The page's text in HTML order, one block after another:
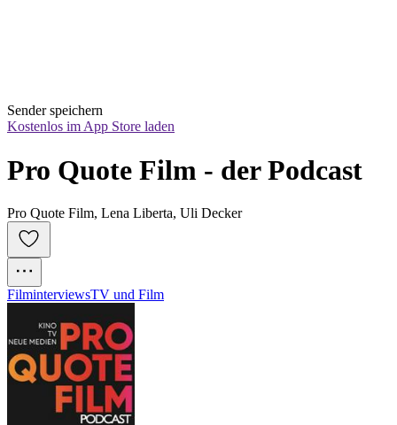
Sender speichern
Kostenlos im App Store laden
Pro Quote Film - der Podcast
Pro Quote Film, Lena Liberta, Uli Decker
FilminterviewsTV und Film